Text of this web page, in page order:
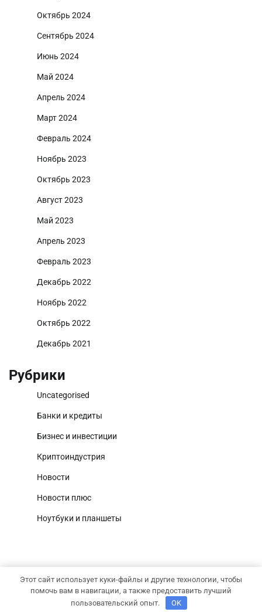
Октябрь 2024
Сентябрь 2024
Июнь 2024
Май 2024
Апрель 2024
Март 2024
Февраль 2024
Ноябрь 2023
Октябрь 2023
Август 2023
Май 2023
Апрель 2023
Февраль 2023
Декабрь 2022
Ноябрь 2022
Октябрь 2022
Декабрь 2021
Рубрики
Uncategorised
Банки и кредиты
Бизнес и инвестиции
Криптоиндустрия
Новости
Новости плюс
Ноутбуки и планшеты
Капитал и рост Тема News Report от
Этот сайт использует куки-файлы и другие технологии, чтобы
помочь вам в навигации, а также предоставить лучший
пользовательский опыт.
OK